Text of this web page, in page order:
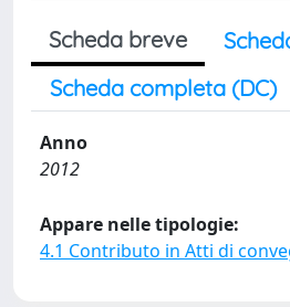
Scheda breve
Scheda completa (DC)
Anno
2012
Appare nelle tipologie:
4.1 Contributo in Atti di